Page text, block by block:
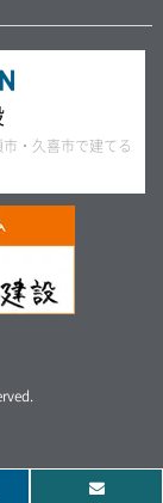
・久喜市で建てる